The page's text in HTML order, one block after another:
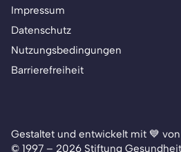
Impressum
Datenschutz
Nutzungsbedingungen
Barrierefreiheit
Gestaltet und entwickelt mit 💙
© 1997 – 2026 Stiftung Gesundheit